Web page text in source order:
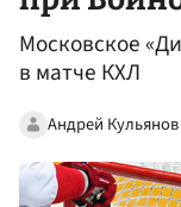
Московское
в матче КХЛ
Андрей Кульянов